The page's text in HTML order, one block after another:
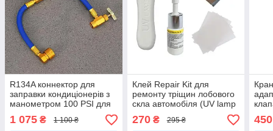
R134A коннектор для
заправки кондиціонерів з
манометром 100 PSI для
тестування M14 ACME
1 075 ₴ 1 100 ₴
Клей Repair Kit для
ремонту тріщин лобового
скла автомобіля (UV lamp
у комплекті, оновлена
версія)
270₴ 295 ₴ 450